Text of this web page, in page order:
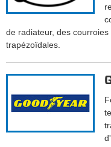
de radiateur, des
trapézoïdales.